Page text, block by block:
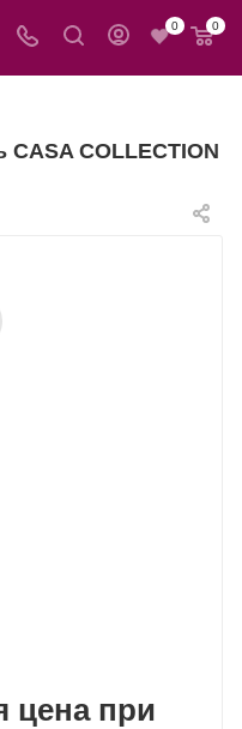
0 0
COLLECTION
цена при